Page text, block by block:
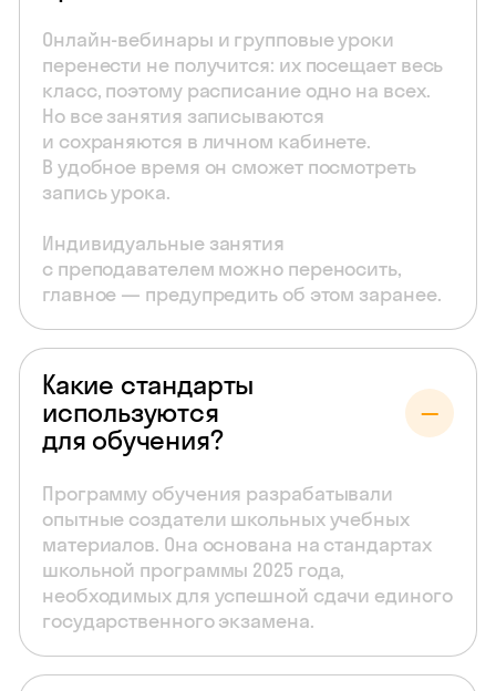
Онлайн-вебинары и групповые уроки
перенести не получится: их посещает весь
класс, поэтому расписание одно на всех.
Но все занятия записываются
и сохраняются в личном кабинете.
В удобное время он сможет посмотреть
запись урока.
Индивидуальные занятия
с преподавателем можно переносить,
главное — предупредить об этом заранее.
Какие стандарты
используются
для обучения?
Программу обучения разрабатывали
опытные создатели школьных учебных
материалов. Она основана на стандартах
школьной программы 2025 года,
необходимых для успешной сдачи единого
государственного экзамена.